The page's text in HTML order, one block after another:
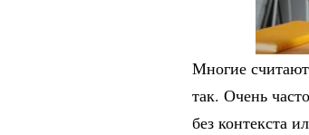
Многие
так. Очень
без контекста